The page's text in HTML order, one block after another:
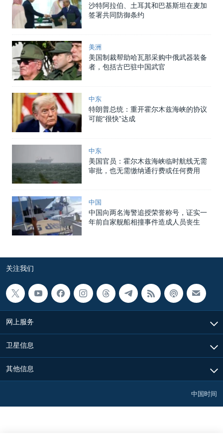
沙特阿拉伯、土耳其和巴基斯坦在麦加
签署共同防御条约
美洲
美国制裁帮助哈瓦那采购中俄武器装备
者，包括古巴驻中国武官
中东
特朗普总统：重开霍尔木兹海峡的协议
可能“很快”达成
中东
美国官员：霍尔木兹海峡临时航线无需
审批，也无需缴纳通行费或任何费用
中国
中国向两名海警追授荣誉称号，证实一
年前自家舰船相撞事件造成人员丧生
关注我们
网上服务
卫星信息
其他信息
中国时间